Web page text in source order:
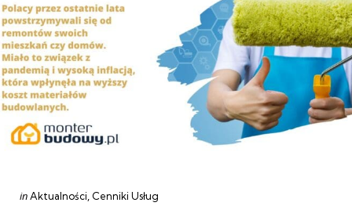
Categories
Posted
inAktualności Cenniki Usług